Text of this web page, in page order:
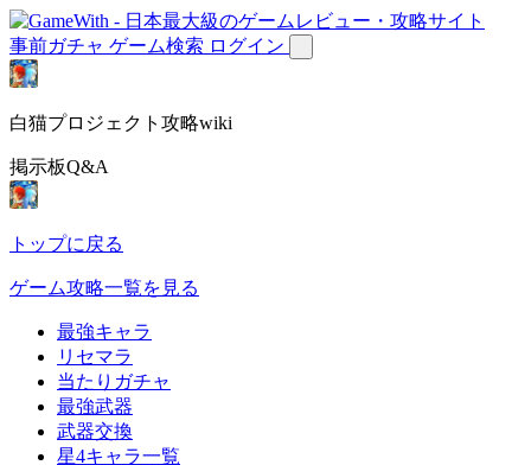
事前ガチャ ゲーム検索 ログイン
白猫プロジェクト攻略wiki
掲示板Q&A
トップに戻る
ゲーム攻略一覧を見る
最強キャラ
リセマラ
当たりガチャ
最強武器
武器交換
星4キャラ一覧